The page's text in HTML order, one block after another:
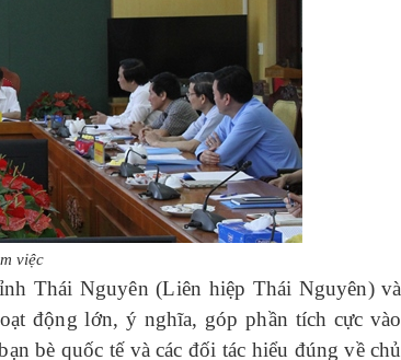
việc
Thái Nguyên (Liên hiệp Thái Nguyên) và
động lớn, ý nghĩa, góp phần tích cực vào
bè quốc tế và các đối tác hiểu đúng về chủ